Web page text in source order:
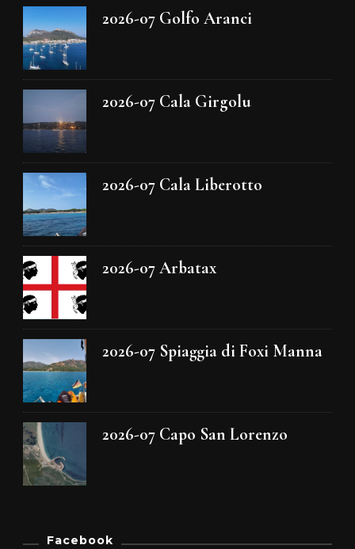
2026-07 Golfo Aranci
2026-07 Cala Girgolu
2026-07 Cala Liberotto
2026-07 Arbatax
2026-07 Spiaggia di Foxi Manna
2026-07 Capo San Lorenzo
Facebook